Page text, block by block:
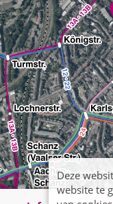
Deze
website te